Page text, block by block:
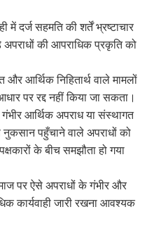
में दर्ज सहमति की शर्तें भ्रष्टाचार
अपराधों की आपराधिक प्रकृति को
आर्थिक निहितार्थ वाले मामलों
पर रद्द नहीं किया जा सकता।
आर्थिक अपराध या संस्थागत
नुकसान पहुँचाने वाले अपराधों को
के बीच समझौता हो गया
पर ऐसे अपराधों के गंभीर और
कार्यवाही जारी रखना आवश्यक